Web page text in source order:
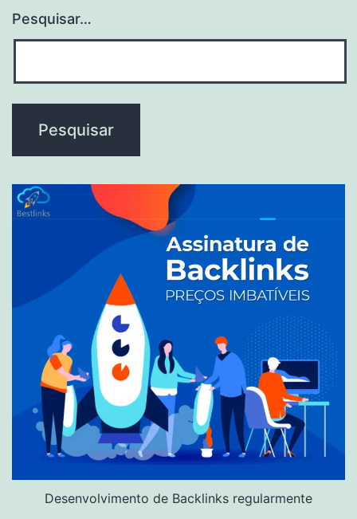
Pesquisar…
Desenvolvimento de Backlinks regularmente